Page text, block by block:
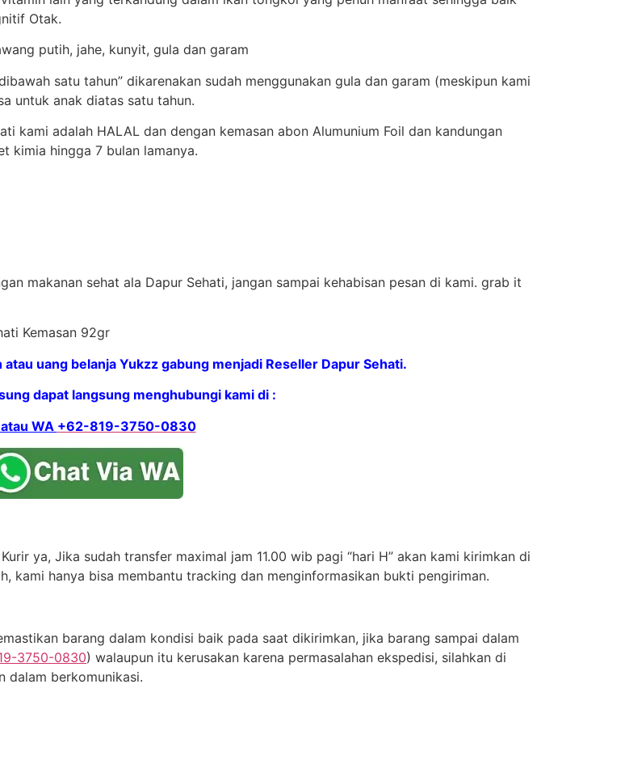
Otak.
putih, jahe, kunyit, gula dan garam
satu tahun” dikarenakan sudah menggunakan gula dan garam (meskipun kami
untuk anak diatas satu tahun.
kami adalah HALAL dan dengan kemasan abon Alumunium Foil dan kandungan
kimia hingga 7 bulan lamanya.
makanan sehat ala Dapur Sehati, jangan sampai kehabisan pesan di kami. grab it
Kemasan 92gr
uang belanja Yukzz gabung menjadi Reseller Dapur Sehati.
dapat langsung menghubungi kami di :
WA +62-819-3750-0830
ya, Jika sudah transfer maximal jam 11.00 wib pagi “hari H” akan kami kirimkan di
kami hanya bisa membantu tracking dan menginformasikan bukti pengiriman.
barang dalam kondisi baik pada saat dikirimkan, jika barang sampai dalam
3750-0830) walaupun itu kerusakan karena permasalahan ekspedisi, silahkan di
dalam berkomunikasi.